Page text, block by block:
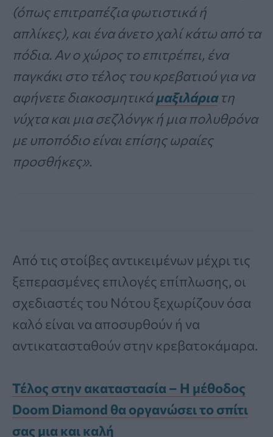
(όπως επιτραπέζια φωτιστικά ή
απλίκες), και ένα άνετο χαλί κάτω από τα
πόδια. Αν ο χώρος το επιτρέπει, ένα
παγκάκι στο τέλος του κρεβατιού για να
αφήνετε διακοσμητικάμαξιλάριατη
νύχτα και μια σεζλόνγκ ή μια πολυθρόνα
με υποπόδιο είναι επίσης ωραίες
προσθήκες».
Από τις στοίβες αντικειμένων μέχρι τις
ξεπερασμένες επιλογές επίπλωσης, οι
σχεδιαστές του Νότου ξεχωρίζουν όσα
καλό είναι να αποσυρθούν ή να
αντικατασταθούν στην κρεβατοκάμαρα.
Τέλος στην ακαταστασία – Η μέθοδος
Doom Diamond θα οργανώσει το σπίτι
σας μια και καλή